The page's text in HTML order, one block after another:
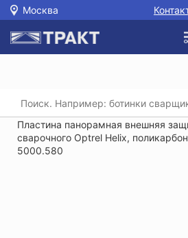
Москва
Главная / /
Сварочные маски
Пластина панорамная внешняя
сварочного Optrel Helix,
5000.580